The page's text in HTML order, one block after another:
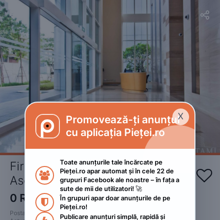
 
Firma curățenie scări bloc /
Asociații de proprietari

0 RON • Negociabil
Postat
2024. ianuarie 9.
X
Promovează-ți anunțul
cu aplicația Pieței.ro

Toate anunțurile tale încărcate pe
Pieței.ro apar automat și în cele 22 de
grupuri Facebook ale noastre – în fața a
sute de mii de utilizatori! 🚀

În grupuri apar doar anunțurile de pe
Pieței.ro!
Publicare anunțuri simplă, rapidă și